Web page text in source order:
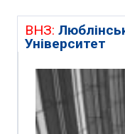
ВНЗ:
Університет